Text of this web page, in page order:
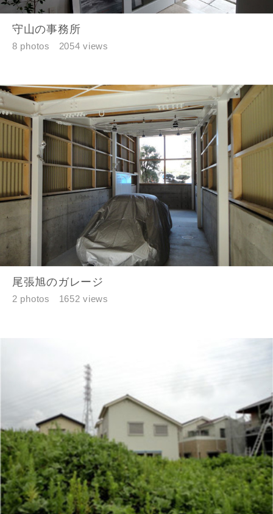
守山の事務所
8 photos 2054 views
尾張旭のガレージ
2 photos 1652 views